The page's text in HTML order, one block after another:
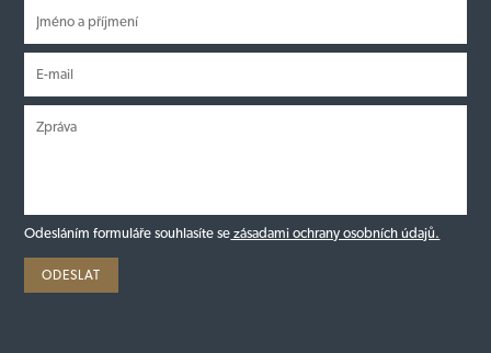
Odesláním formuláře souhlasíte se zásadami ochrany osobních údajů.